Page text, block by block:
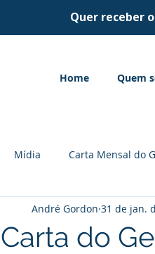
Home Quem
Mídia Carta Mensal do
Carta do
André Gordon 31 de jan.